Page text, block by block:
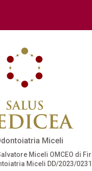
Miceli
Miceli OMCEO di
Miceli DD/2023/